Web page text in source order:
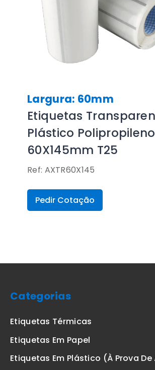
Largura: 60mm
Etiquetas
Plástico Polipropileno
60X145mm T25
Ref: AXTR60X145
Pedir Cotação
Categorias
Etiquetas Térmicas
Etiquetas Em Papel
Etiquetas Em Plástico (à Prova De